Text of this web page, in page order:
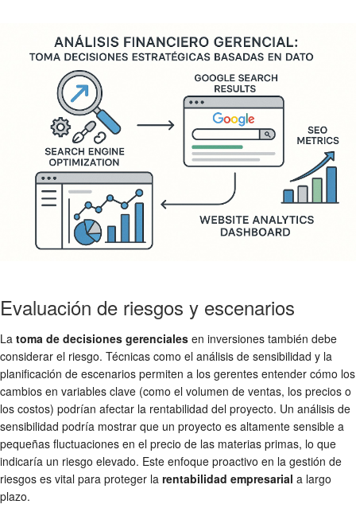
Evaluación de riesgos y escenarios
La toma de decisiones gerenciales en inversiones también debe
considerar el riesgo. Técnicas como el análisis de sensibilidad y la
planificación de escenarios permiten a los gerentes entender cómo los
cambios en variables clave (como el volumen de ventas, los precios o
los costos) podrían afectar la rentabilidad del proyecto. Un análisis de
sensibilidad podría mostrar que un proyecto es altamente sensible a
pequeñas fluctuaciones en el precio de las materias primas, lo que
indicaría un riesgo elevado. Este enfoque proactivo en la gestión de
riesgos es vital para proteger la rentabilidad empresarial a largo
plazo.